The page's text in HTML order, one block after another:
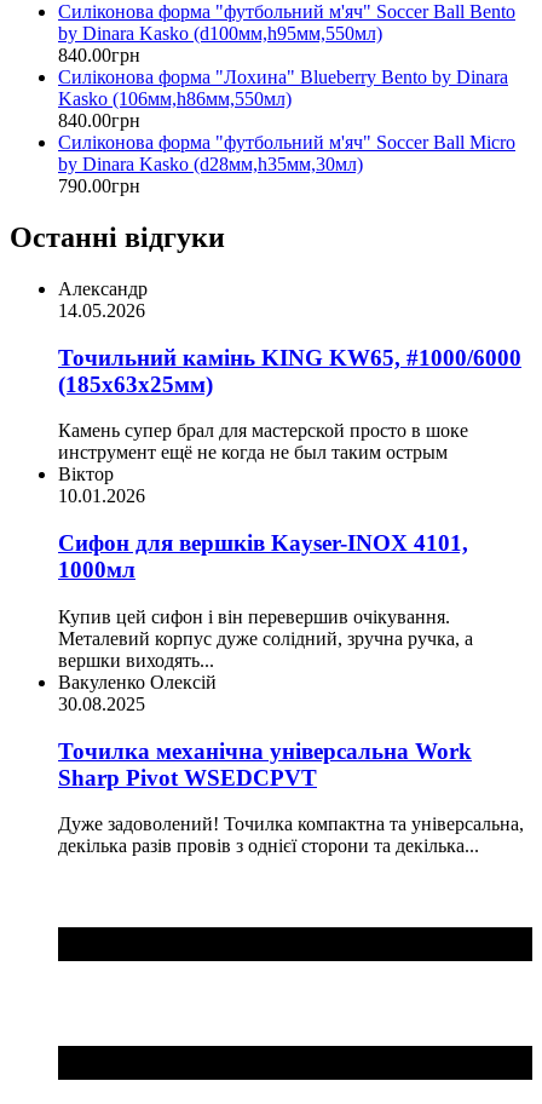
Силіконова форма "футбольний м'яч" Soccer Ball Bento
by Dinara Kasko (d100мм,h95мм,550мл)
840.00грн
Силіконова форма "Лохина" Blueberry Bento by Dinara
Kasko (106мм,h86мм,550мл)
840.00грн
Силіконова форма "футбольний м'яч" Soccer Ball Micro
by Dinara Kasko (d28мм,h35мм,30мл)
790.00грн
Останні відгуки
Александр
14.05.2026
Точильний камінь KING KW65, #1000/6000
(185х63х25мм)
Камень супер брал для мастерской просто в шоке
инструмент ещё не когда не был таким острым
Віктор
10.01.2026
Сифон для вершків Kayser-INOX 4101,
1000мл
Купив цей сифон і він перевершив очікування.
Металевий корпус дуже солідний, зручна ручка, а
вершки виходять...
Вакуленко Олексій
30.08.2025
Точилка механічна універсальна Work
Sharp Pivot WSEDCPVT
Дуже задоволений! Точилка компактна та універсальна,
декілька разів провів з однієї сторони та декілька...